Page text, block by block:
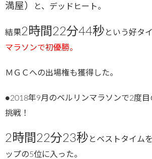
満屋）
と、デッドヒート。
結果2時間22分44秒 という好タ
マラソンで初優勝。
ＭＧＣへの出場権も獲得した。
●2018年9月のベルリンマラソンで2度
挑戦！
2時間22分23秒 とベストタイム
ップの5位に入った。